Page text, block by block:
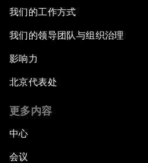
我们的工作方式
我们的领导团队与组织治理
影响力
北京代表处
更多内容
中心
会议